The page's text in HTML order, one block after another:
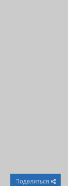
Поделиться